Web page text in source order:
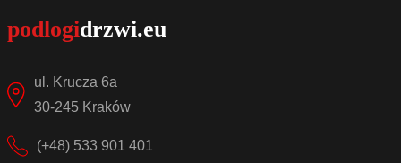
ul. Krucza 6a
30-245 Kraków
(+48) 533 901 401